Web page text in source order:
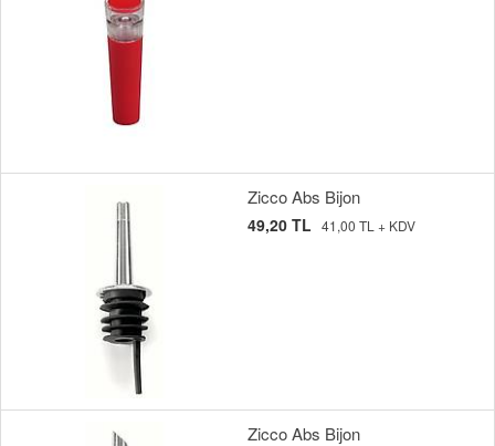
Zicco Abs Bijon
49,20 TL 41,00 TL + KDV
Zicco Abs Bijon